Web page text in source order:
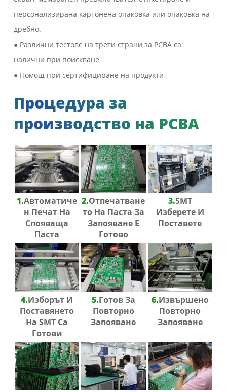
персонализирана картонена опаковка или опаковка на
дребно.
● Различни тестове на трети страни за PCBA са
налични при поискване
● Помощ при сертифициране на продукти
Процедура за
производство на PCBA
1.Автоматиче
Н Печат На
Спояваща
Паста
2.Отпечатване
То На Паста За
Запояване Е
Готово
3.SMT
Изберете И
Поставете
4.Изборът И
Поставянето
На SMT Са
Готови
5.Готов За
Повторно
Запояване
6.Извършено
Повторно
Запояване